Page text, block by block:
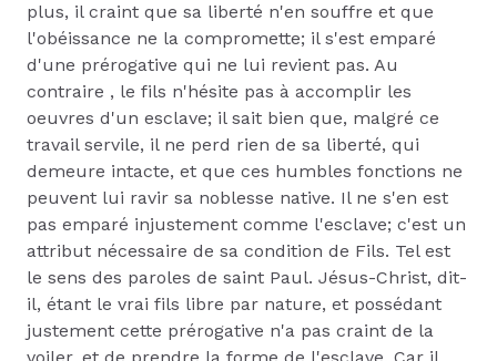
plus, il craint que sa liberté n'en souffre et que
l'obéissance ne la compromette; il s'est emparé
d'une prérogative qui ne lui revient pas. Au
contraire , le fils n'hésite pas à accomplir les
oeuvres d'un esclave; il sait bien que, malgré ce
travail servile, il ne perd rien de sa liberté, qui
demeure intacte, et que ces humbles fonctions ne
peuvent lui ravir sa noblesse native. Il ne s'en est
pas emparé injustement comme l'esclave; c'est un
attribut nécessaire de sa condition de Fils. Tel est
le sens des paroles de saint Paul. Jésus-Christ, dit-
il, étant le vrai fils libre par nature, et possédant
justement cette prérogative n'a pas craint de la